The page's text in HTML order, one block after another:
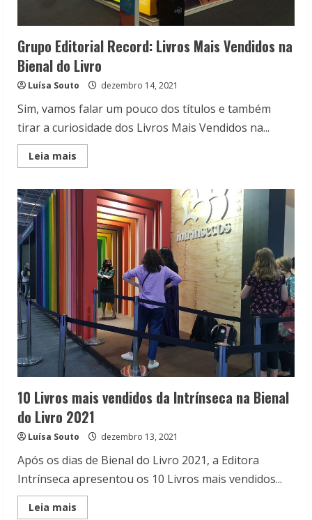
Grupo Editorial Record: Livros Mais Vendidos na
Bienal do Livro
Luísa Souto dezembro 14, 2021
Sim, vamos falar um pouco dos títulos e também
tirar a curiosidade dos Livros Mais Vendidos na...
Leia mais
more
Editorial
Record:
Livros
Mais
Vendidos
Bienal
Livro
10 Livros mais vendidos da Intrínseca na Bienal
do Livro 2021
Luísa Souto dezembro 13, 2021
Após os dias de Bienal do Livro 2021, a Editora
Intrínseca apresentou os 10 Livros mais vendidos...
Leia mais
more